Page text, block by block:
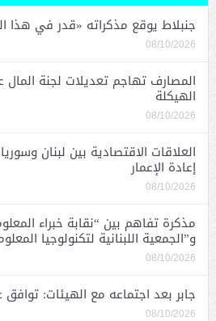
جنبلاط يوقع مذكراته «قدر في هذا
08/10/2026
المصارف تهاجم تعديلات لجنة المال
الهيكلة
08/10/2026
العلاقات الاقتصادية بين لبنان
إعادة الإعمار
08/10/2026
مذكرة تفاهم بين “نقابة خبراء
و”الجمعية اللبنانية لتكنولوجيا
08/10/2026
جابر بعد اجتماعه مع الهيئات:
08/10/2026